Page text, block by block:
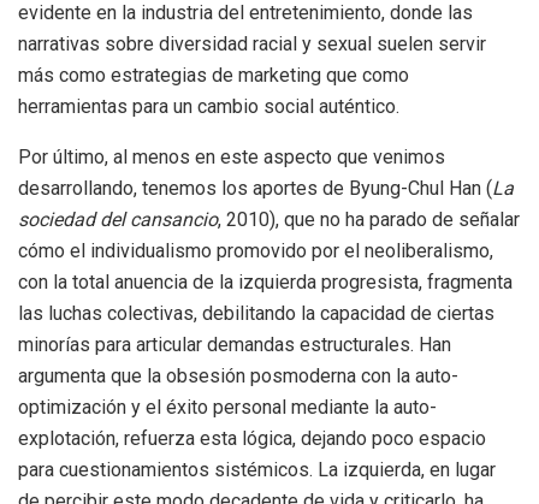
evidente en la industria del entretenimiento, donde las
narrativas sobre diversidad racial y sexual suelen servir
más como estrategias de marketing que como
herramientas para un cambio social auténtico.
Por último, al menos en este aspecto que venimos
desarrollando, tenemos los aportes de Byung-Chul Han (La
sociedad del cansancio, 2010), que no ha parado de señalar
cómo el individualismo promovido por el neoliberalismo,
con la total anuencia de la izquierda progresista, fragmenta
las luchas colectivas, debilitando la capacidad de ciertas
minorías para articular demandas estructurales. Han
argumenta que la obsesión posmoderna con la auto-
optimización y el éxito personal mediante la auto-
explotación, refuerza esta lógica, dejando poco espacio
para cuestionamientos sistémicos. La izquierda, en lugar